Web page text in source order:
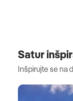
Satur
Inšpirujte se na